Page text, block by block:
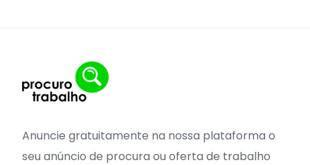
Anuncie gratuitamente na nossa plataforma o
seu anúncio de procura ou oferta de trabalho